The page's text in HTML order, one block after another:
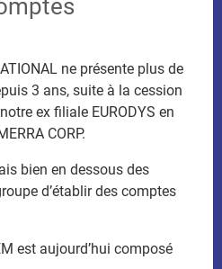
EURINFI
2025
ne présente plus de
3 ans, suite à la cession
ex filiale EURODYS en
CORP.
bien en dessous des
d’établir des comptes
est aujourd’hui composé